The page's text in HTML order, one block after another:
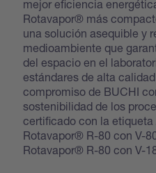
mejor eficiencia
Rotavapor® más
una solución asequible y
medioambiente que
del espacio en el
estándares de alta
compromiso de BUCHI
sostenibilidad de los
certificado con la etiqueta
Rotavapor® R-80 con V-
Rotavapor® R-80 con V-